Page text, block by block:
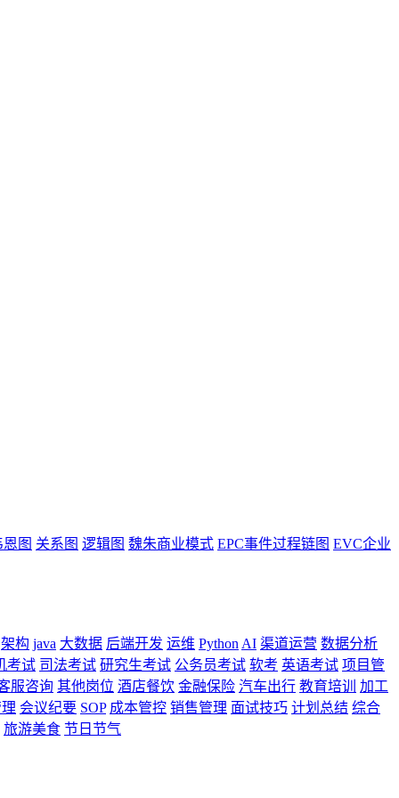
恩图 关系图 逻辑图 魏朱商业模式 EPC事件过程链图 EVC企业
架构 java 大数据 后端开发 运维 Python AI 渠道运营 数据分析
考试 司法考试 研究生考试 公务员考试 软考 英语考试 项目管
服咨询 其他岗位 酒店餐饮 金融保险 汽车出行 教育培训
加工
会议纪要 SOP 成本管控 销售管理 面试技巧 计划总结 综合
旅游美食 节日节气